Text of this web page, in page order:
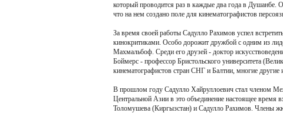
который проводится раз в каждые два года в Душанбе.
что на нем создано поле для кинематографистов
За время своей работы Садулло Рахимов успел
кинокритиками. Особо дорожит дружбой с одним из
Махмальбоф. Среди его друзей - доктор
Боймерс - профессор Бристольского университета
кинематографистов стран СНГ и Балтии, многие
В прошлом году Садулло Хайруллоевич стал членом
Центральной Азии в это объединение настоящее время
Толомушева (Киргызстан) и Садулло Рахимов. Члены